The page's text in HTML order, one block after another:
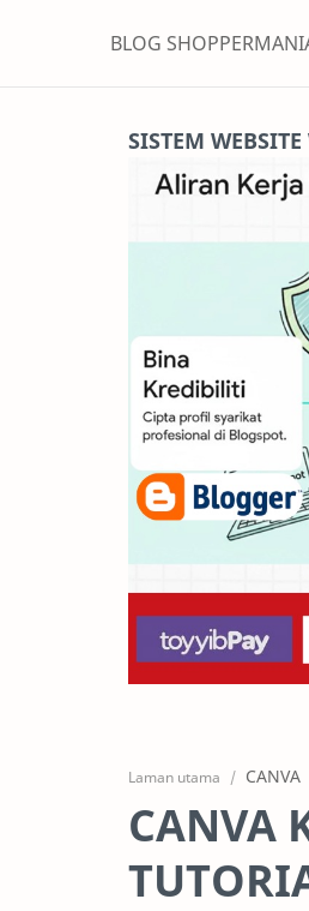
BLOG
SISTEM
Laman utama CANVA
CANVA